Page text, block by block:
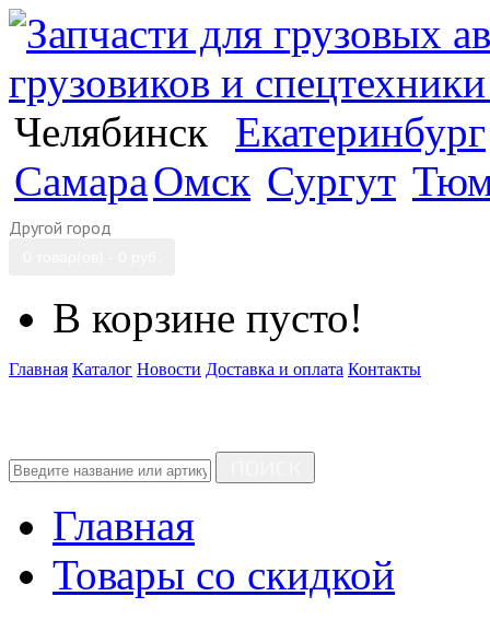
Челябинск
Екатеринбург
СамараОмск Сургут
Другой город
В корзине пусто!
Главная Каталог Новости Доставка и оплата Контакты
Главная
Товары со скидкой